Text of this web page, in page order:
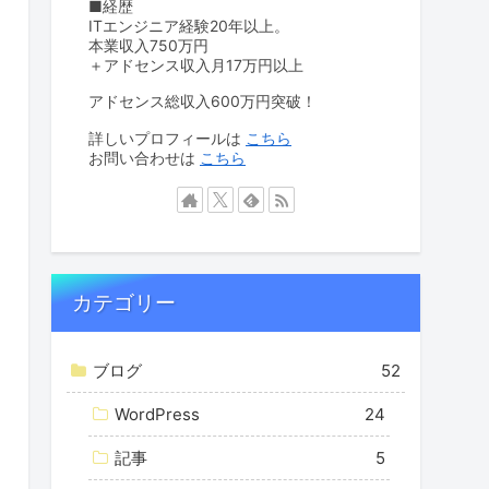
■経歴
ITエンジニア経験20年以上。
本業収入750万円
＋アドセンス収入月17万円以上
アドセンス総収入600万円突破！
詳しいプロフィールは こちら
お問い合わせは こちら
カテゴリー
ブログ 52
WordPress 24
記事 5